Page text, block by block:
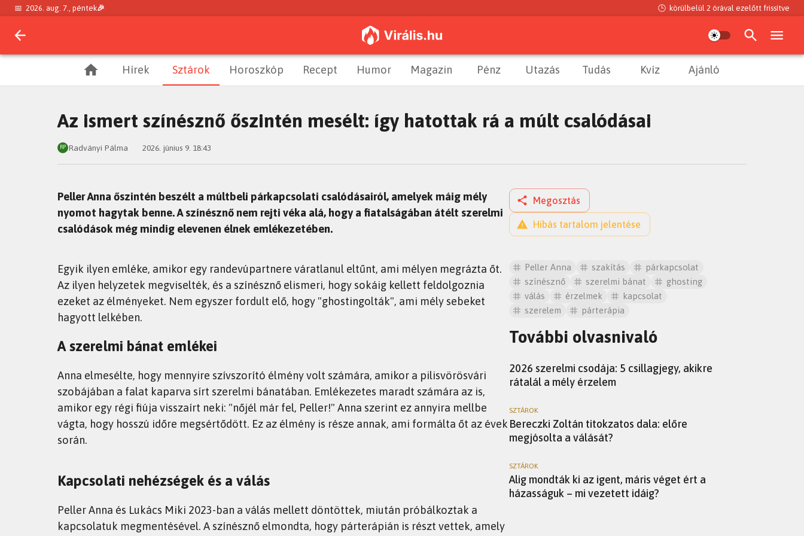
📅 2026. aug. 7., péntek🎉 🕒 körülbelül 2 órával ezelőtt frissítve
Hírek Sztárok Horoszkóp Recept Humor Magazin Pénz Utazás Tudás Kvíz Ajánló
Az ismert színésznő őszintén mesélt: így hatottak rá a múlt csalódásai
RP Radványi Pálma 2026. június 9. 18:43
Peller Anna őszintén beszélt a múltbeli párkapcsolati csalódásairól, amelyek máig mély
nyomot hagytak benne. A színésznő nem rejti véka alá, hogy a fiatalságában átélt szerelmi
csalódások még mindig elevenen élnek emlékezetében.
Egyik ilyen emléke, amikor egy randevúpartnere váratlanul eltűnt, ami mélyen megrázta őt.
Az ilyen helyzetek megviselték, és a színésznő elismeri, hogy sokáig kellett feldolgoznia
ezeket az élményeket. Nem egyszer fordult elő, hogy "ghostingolták", ami mély sebeket
hagyott lelkében.
A szerelmi bánat emlékei
Anna elmesélte, hogy mennyire szívszorító élmény volt számára, amikor a pilisvörösvári
szobájában a falat kaparva sírt szerelmi bánatában. Emlékezetes maradt számára az is,
amikor egy régi fiúja visszaírt neki: "nőjél már fel, Peller!" Anna szerint ez annyira mellbe
vágta, hogy hosszú időre megsértődött. Ez az élmény is része annak, ami formálta őt az évek
során.
Kapcsolati nehézségek és a válás
Peller Anna és Lukács Miki 2023-ban a válás mellett döntöttek, miután próbálkoztak a
kapcsolatuk megmentésével. A színésznő elmondta, hogy párterápián is részt vettek, amely
Megosztás
Hibás tartalom jelentése
Peller Anna szakítás
párkapcsolat
színésznő
szerelmi bánat
ghosting
válás
érzelmek
kapcsolat
szerelem
párterápia
További olvasnivaló
2026 szerelmi csodája: 5 csillagjegy, akikre
rátalál a mély érzelem
SZTÁROK
Bereczki Zoltán titokzatos dala: előre
megjósolta a válását?
SZTÁROK
Alig mondták ki az igent, máris véget ért a
házasságuk – mi vezetett idáig?